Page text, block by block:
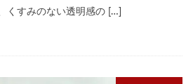
くすみのない透明感の […]